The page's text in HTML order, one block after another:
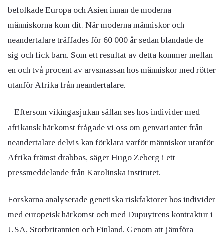
befolkade Europa och Asien innan de moderna
människorna kom dit. När moderna människor och
neandertalare träffades för 60 000 år sedan blandade de
sig och fick barn. Som ett resultat av detta kommer mellan
en och två procent av arvsmassan hos människor med rötter
utanför Afrika från neandertalare.
– Eftersom vikingasjukan sällan ses hos individer med
afrikansk härkomst frågade vi oss om genvarianter från
neandertalare delvis kan förklara varför människor utanför
Afrika främst drabbas, säger Hugo Zeberg i ett
pressmeddelande från Karolinska institutet.
Forskarna analyserade genetiska riskfaktorer hos individer
med europeisk härkomst och med Dupuytrens kontraktur i
USA, Storbritannien och Finland. Genom att jämföra